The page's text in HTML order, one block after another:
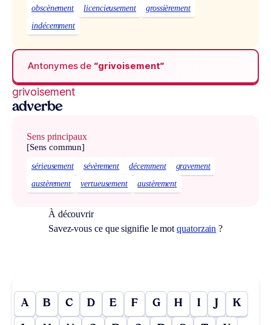
obscènement
licencieusement
grossièrement
indécemment
Antonymes de “grivoisement“
grivoisement
adverbe
Sens principaux
[Sens commun]
sérieusement sévèrement décemment
gravement
austèrement
vertueusement austèrement
À découvrir
Savez-vous ce que signifie le motquatorzain ?
A B C D E F G H I J K